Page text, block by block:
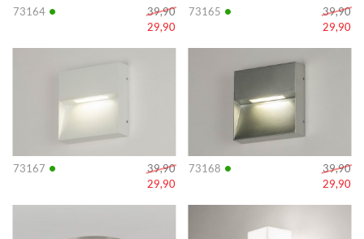
73164 •
39,90
29,90
73165 •
39,90
29,90
73167 •
39,90
29,90
Info
73168 •
39,90
29,90
Info
Info Info